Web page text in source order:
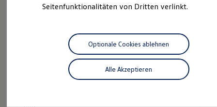
Klimafreundlicher Strom
Ladezeitensimulator
Ladelösungen für Privatkunden
Ladelösungen für Gewerbekunden
Wallbox und Ladekabel
Bidirektionales Laden
Förderung & Kosten der Elektrofahrzeuge
Seitenfunktionalitäten von Dritten verlinkt.
Alle Akzeptieren
Optionale Cookies ablehnen